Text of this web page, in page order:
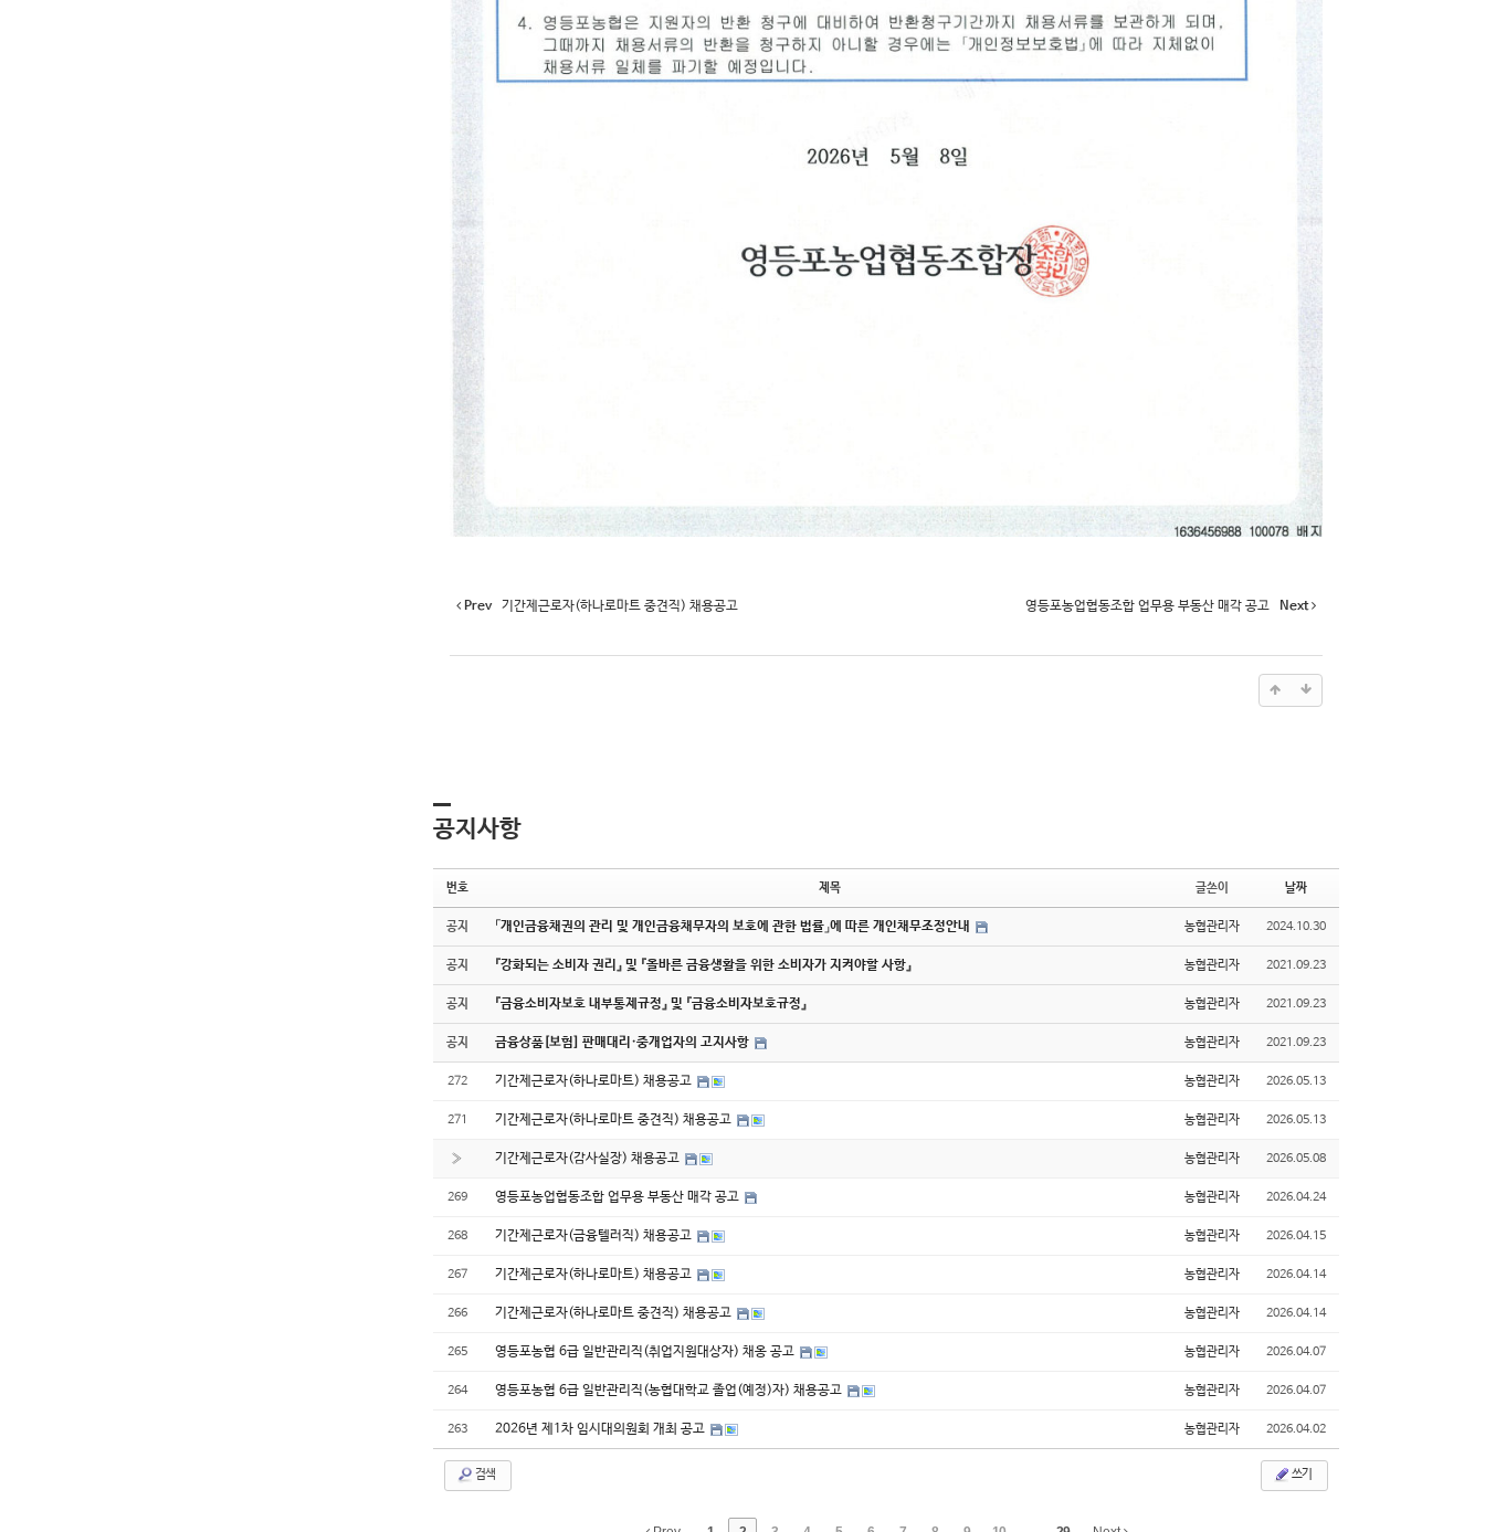
Prev 기간제근로자(하나로마트 중견직) 채용공고 영등포농업협동조합 업무용 부동산 매각 공고 Next
공지사항
번호 제목 글쓴이 날짜
공지 「개인금융채권의 관리 및 개인금융채무자의 보호에 관한 법률」에 따른 개인채무조정안내 농협관리자 2024.10.30
공지 『강화되는 소비자 권리』 및 『올바른 금융생활을 위한 소비자가 지켜야할 사항』 농협관리자 2021.09.23
공지 『금융소비자보호 내부통제규정』 및 『금융소비자보호규정』 농협관리자 2021.09.23
공지 금융상품[보험] 판매대리·중개업자의 고지사항 농협관리자 2021.09.23
272 기간제근로자(하나로마트) 채용공고 농협관리자 2026.05.13
271 기간제근로자(하나로마트 중견직) 채용공고 농협관리자 2026.05.13
» 기간제근로자(감사실장) 채용공고 농협관리자 2026.05.08
269 영등포농업협동조합 업무용 부동산 매각 공고 농협관리자 2026.04.24
268 기간제근로자(금융텔러직) 채용공고 농협관리자 2026.04.15
267 기간제근로자(하나로마트) 채용공고 농협관리자 2026.04.14
266 기간제근로자(하나로마트 중견직) 채용공고 농협관리자 2026.04.14
265 영등포농협 6급 일반관리직(취업지원대상자) 채옹 공고 농협관리자 2026.04.07
264 영등포농협 6급 일반관리직(농협대학교 졸업(예정)자) 채용공고 농협관리자 2026.04.07
263 2026년 제1차 임시대의원회 개최 공고 농협관리자 2026.04.02
검색 쓰기